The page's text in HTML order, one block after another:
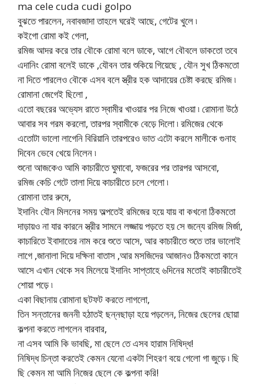
ma cele cuda cudi golpo
বুঝতে পারলেন, নবাবজাদা তাহলে ঘরেই আছে, গেটের খুলে ৷
কইগো রোমা কই গেলা,
রমিজ আদর করে তার বৌকে রোমা বলে ডাকে, আগে বৌবলে ডাকতো তবে
এদানিং রোমা বলেই ডাকে ,যৌবন তার শুকিয়ে গিয়েছে , যৌন সুখ ঠিকমতো
না দিতে পারলেও বৌকে এসব বলে স্ত্রীর হক আদায়ের চেষ্টা করছে রমিজ ৷
রোমানা জেগেই ছিলো ,
এতো বছরের অভ্যেস রাতে স্বামীর খাওয়ার পর নিজে খাওয়া ৷ রোমানা উঠে
আবার সব গরম করলো, তারপর স্বামীকে বেড়ে দিলো ৷ রমিজের থেকে
এতোটা ভালো লাগেনি বিরিয়ানি তারপরেও ভাত এটো করলে মালীকে গুনাহ
দিবেন ভেবে খেয়ে নিলেন ৷
শুনো আজকেও আমি কাচারীতে ঘুমাবো, ফজরের পর তারপর আসবো,
রমিজ কেচি গেটে তালা দিয়ে কাচারীতে চলে গেলো ৷
রোমানা তার রুমে,
ইদানিং যৌন মিলনের সময় অল্পতেই রমিজের হয়ে যায় বা কখনো ঠিকমতো
দাড়ায়ও না যার কারনে স্ত্রীর সামনে লজ্জায় পড়তে হয় সে জন্যে রমিজ মির্জা,
কাচারিতে ইবাদাতের নাম করে শুতে আসে, আর কাচারীতে শুতে তার ভালোই
লাগে ,জানালা দিয়ে দক্ষিনা বাতাস ,আর মসজিদের আজানও ঠিকমতো কানে
আসে এখান থেকে সব মিলেয়ে ইদানিং সাপ্তাহে ৬দিনের মতোই কাচারীতেই
শোয়া পড়ে ৷
একা বিছানায় রোমানা ছটফট করতে লাগলো,
তিন সন্তানের জননী হঠাতই ছন্নছাড়া হয়ে পড়লেন, নিজের ছেলের ছোয়া
কল্পনা করতে লাগলেন বারবার,
না এসব আমি কি ভাবছি, মা ছেলে তে এসব হারাম নিষিদ্ধ!
নিষিদ্ধ চিন্তা করতেই কেমন যেনো একটা শিহরণ বয়ে গেলো গা জুড়ে ৷ ছি
ছি কেমন মা আমি নিজের ছেলে কে কল্পনা করি!